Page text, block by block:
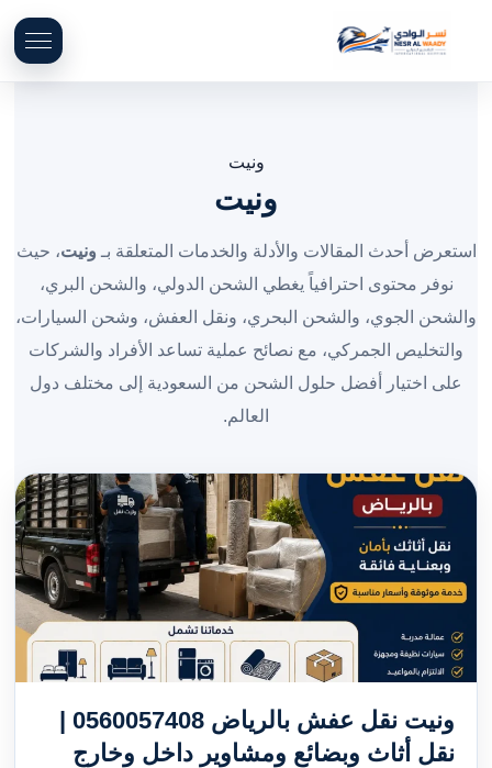
ونيت
ونيت
استعرض أحدث المقالات والأدلة والخدمات المتعلقة بـ ونيت، حيث
نوفر محتوى احترافياً يغطي الشحن الدولي، والشحن البري،
والشحن الجوي، والشحن البحري، ونقل العفش، وشحن السيارات،
والتخليص الجمركي، مع نصائح عملية تساعد الأفراد والشركات
على اختيار أفضل حلول الشحن من السعودية إلى مختلف دول
العالم.
ونيت نقل عفش بالرياض 0560057408 |
نقل أثاث وبضائع ومشاوير داخل وخارج